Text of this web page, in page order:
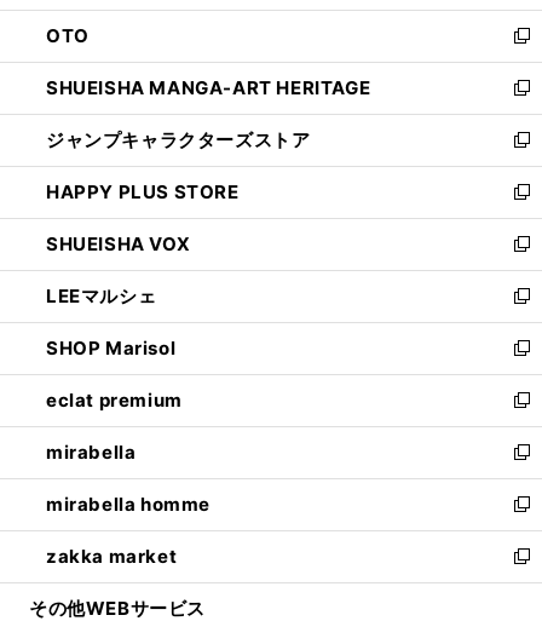
ウ
で
開
く
ン
ド
ウ
で
開
く
OTO
新
し
い
ウ
ィ
ン
ド
ウ
で
開
く
SHUEISHA MANGA-ART HERITAGE
新
し
い
ウ
ィ
ン
ド
ウ
で
開
く
ジャンプキャラクターズストア
新
し
い
ウ
ィ
ン
ド
ウ
で
開
く
HAPPY PLUS STORE
新
し
い
ウ
ィ
ン
ド
ウ
で
開
く
SHUEISHA VOX
新
し
い
ウ
ィ
ン
ド
ウ
で
開
く
LEEマルシェ
新
し
い
ウ
ィ
ン
ド
ウ
で
開
く
SHOP Marisol
新
し
い
ウ
ィ
ン
ド
ウ
で
開
eclat premium
新
し
い
ウ
ィ
ン
ド
ウ
mirabella
新
し
い
ウ
ィ
ン
mirabella homme
新
し
い
ウ
zakka market
新
し
その他WEBサービス